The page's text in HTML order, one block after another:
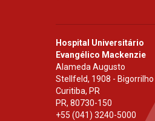
Hospital Universitário
Evangélico Mackenzie
Alameda Augusto
Stellfeld, 1908 - Bigorrilho
Curitiba, PR
PR, 80730-150
+55 (041) 3240-5000